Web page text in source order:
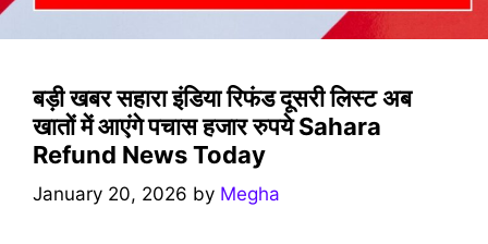
बड़ी खबर सहारा इंडिया रिफंड दूसरी लिस्ट अब
खातों में आएंगे पचास हजार रुपये Sahara
Refund News Today
January 20, 2026 by Megha